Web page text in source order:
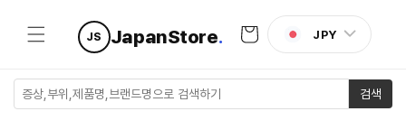
건너뛰기
JS JapanStore.
트
JPY
검색